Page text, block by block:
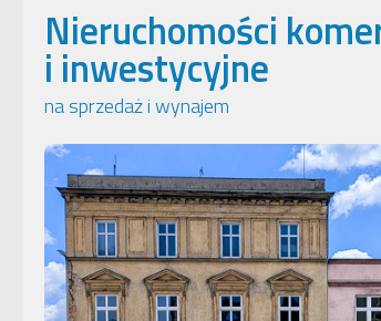
Nieruchomości
i inwestycyjne
na sprzedaż i wynajem